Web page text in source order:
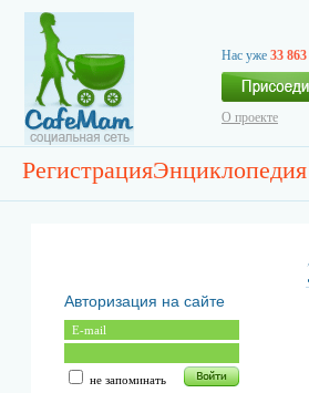
Нас уже 33 863
О проекте
РегистрацияЭнциклопедия
Авторизация на сайте
не запоминать